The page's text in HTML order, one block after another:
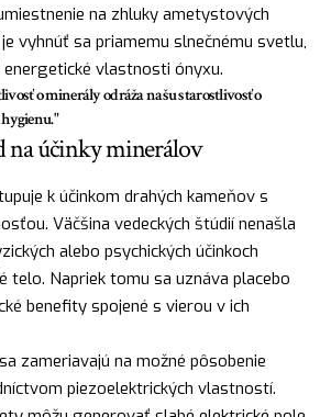
na zhluky ametystových
vyhnúť sa priamemu slnečnému svetlu,
vlastnosti ónyxu.
o minerály odráža našu starostlivosť o
na účinky minerálov
k účinkom drahých kameňov s
Väčšina vedeckých štúdií nenašla
alebo psychických účinkoch
telo. Napriek tomu sa uznáva placebo
benefity spojené s vierou v ich
zameriavajú na možné pôsobenie
piezoelektrických vlastností.